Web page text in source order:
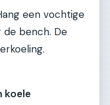
een vochtige
bench. De
koele